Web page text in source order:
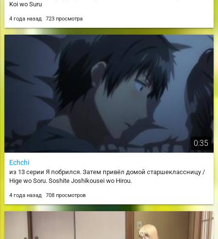
Koi wo Suru
4 года назад 723 просмотра
0:35
Echchi
из 13 серии Я побрился. Затем привёл домой старшеклассницу /
Hige wo Soru. Soshite Joshikousei wo Hirou.
4 года назад 708 просмотров